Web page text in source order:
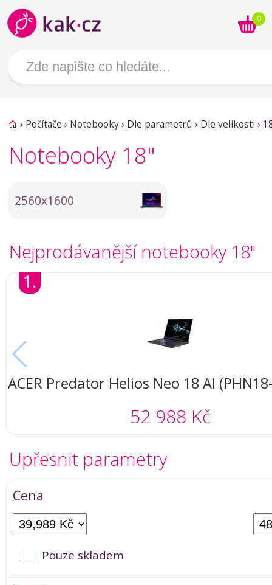
0
› Počítače › Notebooky› Dle parametrů › Dle velikosti ›
Notebooky 18"
2560x1600
Nejprodávanější notebooky 18"
1.
ACER Predator Helios Neo 18 AI
52 988 Kč
Upřesnit parametry
Cena
Pouze skladem